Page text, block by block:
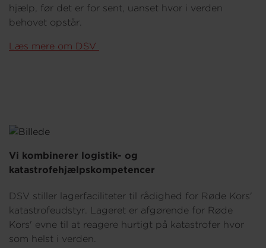
hjælp, før det er for sent, uanset hvor i verden
behovet opstår.
Læs mere om DSV
Vi kombinerer logistik- og
katastrofehjælpskompetencer
DSV stiller lagerfaciliteter til rådighed for Røde Kors'
katastrofeudstyr. Lageret er afgørende for Røde
Kors' evne til at reagere hurtigt på katastrofer hvor
som helst i verden.